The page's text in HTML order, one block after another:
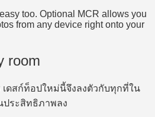
too. Optional MCR allows you
from any device right onto your
room
ดสก์ท็อปใหม่นี้จึงลงตัวกับทุกที่ใน
ระสิทธิภาพลง